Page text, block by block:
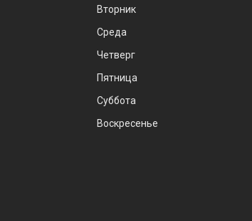
Вторник
Среда
Четверг
Пятница
Суббота
Воскресенье